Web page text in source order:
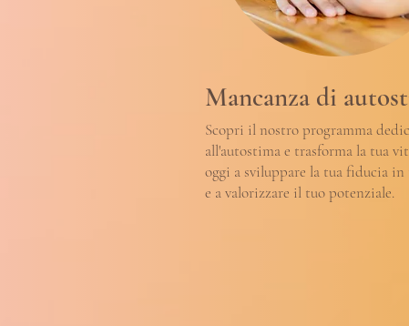
Mancanza di
Scopri il nostro programma
all'autostima e trasforma la tua
oggi a sviluppare la tua fiducia in
e a valorizzare il tuo potenziale.